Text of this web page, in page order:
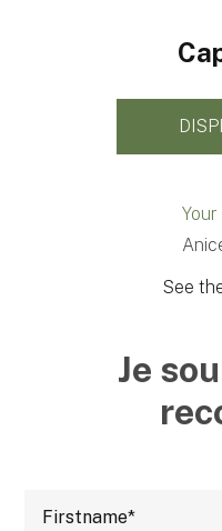
See
Je